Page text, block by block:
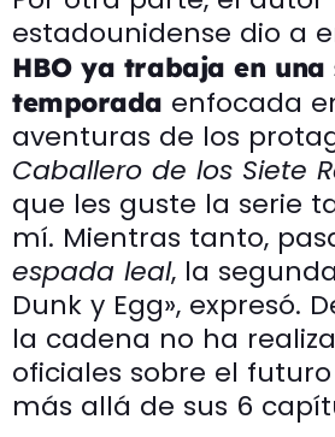
estadounidense dio a
HBO ya trabaja en una
temporada enfocada
aventuras de los
Caballero de los Siete
que les guste la serie
mí. Mientras tanto,
espada leal, la
Dunk y Egg», expresó.
la cadena no ha
oficiales sobre el
más allá de sus 6